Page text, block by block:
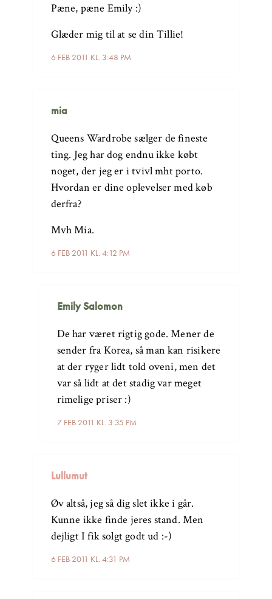
6 FEB 2011 KL. 3:48 PM
Pæne, pæne Emily :)
Glæder mig til at se din Tillie!
mia
6 FEB 2011 KL. 4:12 PM
Queens Wardrobe sælger de fineste
ting. Jeg har dog endnu ikke købt
noget, der jeg er i tvivl mht porto.
Hvordan er dine oplevelser med køb
derfra?
Mvh Mia.
Emily Salomon
7 FEB 2011 KL. 3:35 PM
De har været rigtig gode. Mener de
sender fra Korea, så man kan risikere
at der ryger lidt told oveni, men det
var så lidt at det stadig var meget
rimelige priser :)
Lullumut
6 FEB 2011 KL. 4:31 PM
Øv altså, jeg så dig slet ikke i går.
Kunne ikke finde jeres stand. Men
dejligt I fik solgt godt ud :-)